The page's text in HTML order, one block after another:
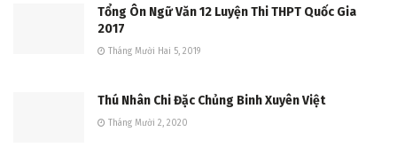
Tổng Ôn Ngữ Văn 12 Luyện Thi THPT Quốc Gia
2017
Tháng Mười Hai 5, 2019
Thú Nhân Chi Đặc Chủng Binh Xuyên Việt
Tháng Mười 2, 2020